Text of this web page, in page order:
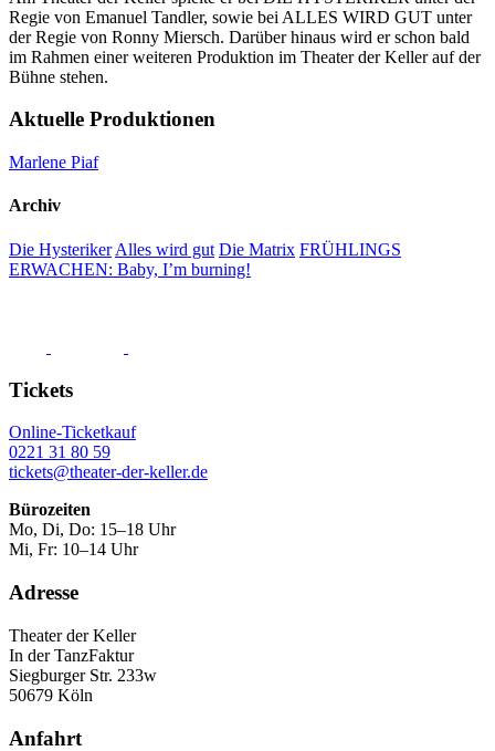
Regie von Emanuel Tandler, sowie bei ALLES WIRD GUT unter
der Regie von Ronny Miersch. Darüber hinaus wird er schon bald
im Rahmen einer weiteren Produktion im Theater der Keller auf der
Bühne stehen.
Aktuelle Produktionen
Marlene Piaf
Archiv
Die Hysteriker Alles wird gut Die Matrix FRÜHLINGS
ERWACHEN: Baby, I’m burning!
Tickets
Online-Ticketkauf
0221 31 80 59
tickets@theater-der-keller.de
Bürozeiten
Mo, Di, Do: 15–18 Uhr
Mi, Fr: 10–14 Uhr
Adresse
Theater der Keller
In der TanzFaktur
Siegburger Str. 233w
50679 Köln
Anfahrt